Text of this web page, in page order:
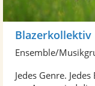
Blazerkollektiv
Ensemble/
Jedes Genre.